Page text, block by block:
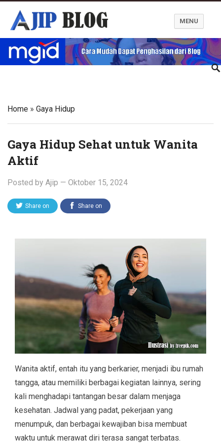
Ajip Blog
MENU
Home » Gaya Hidup
Gaya Hidup Sehat untuk Wanita
Aktif
Posted by Ajip — Oktober 15, 2024
Share on Share on
Wanita aktif, entah itu yang berkarier, menjadi ibu rumah
tangga, atau memiliki berbagai kegiatan lainnya, sering
kali menghadapi tantangan besar dalam menjaga
kesehatan. Jadwal yang padat, pekerjaan yang
menumpuk, dan berbagai kewajiban bisa membuat
waktu untuk merawat diri terasa sangat terbatas.